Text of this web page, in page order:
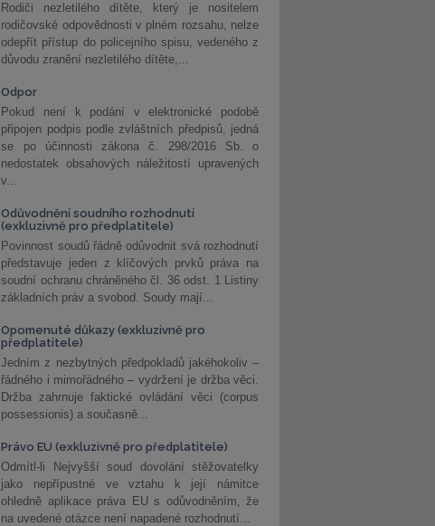
Rodiči nezletilého dítěte, který je nositelem
rodičovské odpovědnosti v plném rozsahu, nelze
odepřít přístup do policejního spisu, vedeného z
důvodu zranění nezletilého dítěte,...
Odpor
Pokud není k podání v elektronické podobě
připojen podpis podle zvláštních předpisů, jedná
se po účinnosti zákona č. 298/2016 Sb. o
nedostatek obsahových náležitostí upravených
v...
Odůvodnění soudního rozhodnutí
(exkluzivně pro předplatitele)
Povinnost soudů řádně odůvodnit svá rozhodnutí
představuje jeden z klíčových prvků práva na
soudní ochranu chráněného čl. 36 odst. 1 Listiny
základních práv a svobod. Soudy mají...
Opomenuté důkazy (exkluzivně pro
předplatitele)
Jedním z nezbytných předpokladů jakéhokoliv –
řádného i mimořádného – vydržení je držba věci.
Držba zahrnuje faktické ovládání věci (corpus
possessionis) a současně...
Právo EU (exkluzivně pro předplatitele)
Odmítl-li Nejvyšší soud dovolání stěžovatelky
jako nepřípustné ve vztahu k její námitce
ohledně aplikace práva EU s odůvodněním, že
na uvedené otázce není napadené rozhodnutí...